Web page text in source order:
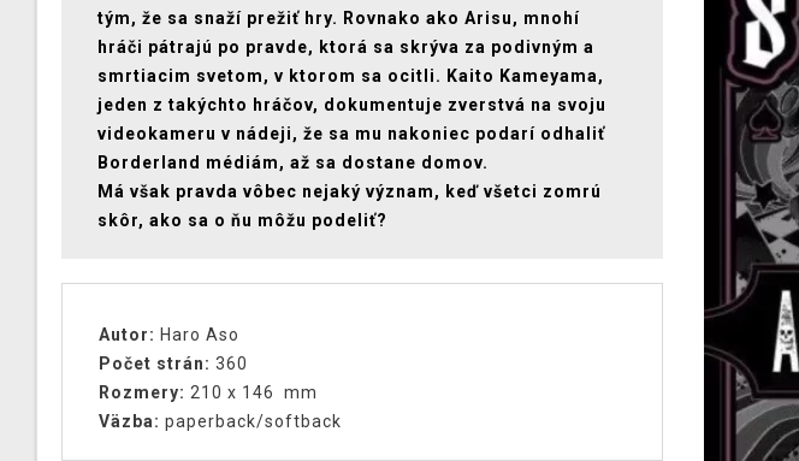
tým, že sa snaží prežiť hry. Rovnako ako Arisu, mnohí
hráči pátrajú po pravde, ktorá sa skrýva za podivným a
smrtiacim svetom, v ktorom sa ocitli. Kaito Kameyama,
jeden z takýchto hráčov, dokumentuje zverstvá na svoju
videokameru v nádeji, že sa mu nakoniec podarí odhaliť
Borderland médiám, až sa dostane domov.
Má však pravda vôbec nejaký význam, keď všetci zomrú
skôr, ako sa o ňu môžu podeliť?
Autor: Haro Aso
Počet strán: 360
Rozmery: 210 x 146 mm
Väzba: paperback/softback